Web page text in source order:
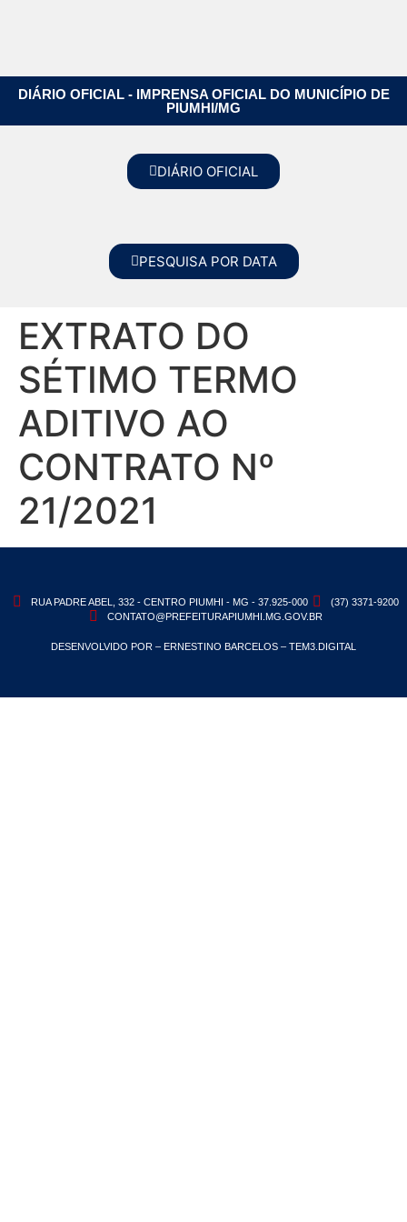
DIÁRIO OFICIAL - IMPRENSA OFICIAL DO MUNICÍPIO DE
PIUMHI/MG
DIÁRIO OFICIAL
PESQUISA POR DATA
EXTRATO DO
SÉTIMO TERMO
ADITIVO AO
CONTRATO Nº
21/2021
RUA PADRE ABEL, 332 - CENTRO PIUMHI - MG - 37.925-000
(37) 3371-9200
CONTATO@PREFEITURAPIUMHI.MG.GOV.BR
DESENVOLVIDO POR – ERNESTINO BARCELOS – TEM3.DIGITAL